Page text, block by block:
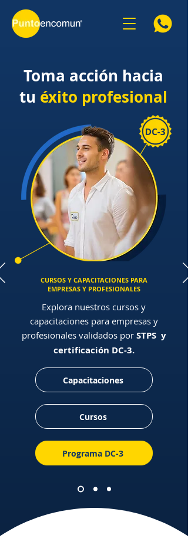
Toma acción hacia
tu éxito profesional
CURSOS Y CAPACITACIONES PARA
EMPRESAS Y PROFESIONALES
Explora nuestros cursos y
capacitaciones para empresas y
profesionales validados por STPS y
certificación DC-3.
Capacitaciones
Cursos
Programa DC-3